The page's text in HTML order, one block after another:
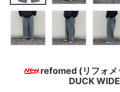
refomed (リフォメ
DUCK